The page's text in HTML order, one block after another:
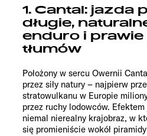
1. Cantal: jazda
długie,
enduro i prawie
tłumów
Położony w sercu Owernii
przez siły natury – najpierw
stratowulkanu w Europie
przez ruchy lodowców.
niemal nierealny krajobraz, w
się promieniście wokół piramidy